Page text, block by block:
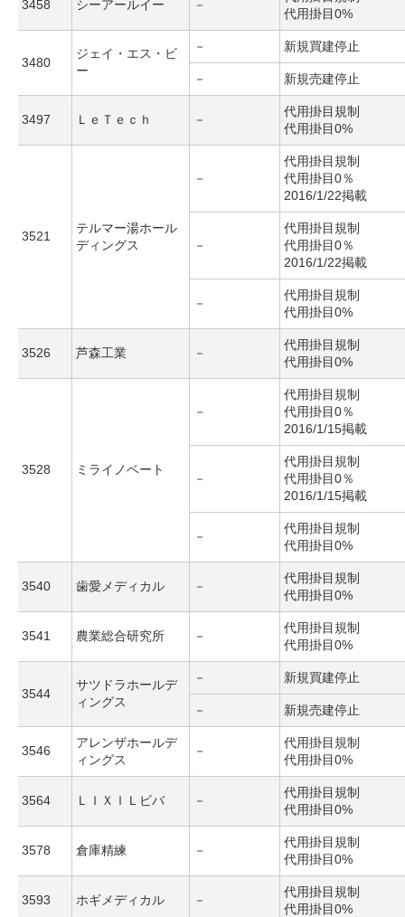
3458 シーアールイー －
代用掛目0%
3480
ジェイ・エス・ビ
ー
－ 新規買建停止
－ 新規売建停止
3497 ＬｅＴｅｃｈ －
代用掛目規制
代用掛目0%
3521
テルマー湯ホール
ディングス
－
代用掛目規制
代用掛目0％
2016/1/22掲載
－
代用掛目規制
代用掛目0％
2016/1/22掲載
－
代用掛目規制
代用掛目0%
3526 芦森工業 －
代用掛目規制
代用掛目0%
3528 ミライノベート
－
代用掛目規制
代用掛目0％
2016/1/15掲載
－
代用掛目規制
代用掛目0％
2016/1/15掲載
－
代用掛目規制
代用掛目0%
3540 歯愛メディカル －
代用掛目規制
代用掛目0%
3541 農業総合研究所 －
代用掛目規制
代用掛目0%
3544
サツドラホールデ
ィングス
－ 新規買建停止
－ 新規売建停止
3546
アレンザホールデ
ィングス
－
代用掛目規制
代用掛目0%
3564 ＬＩＸＩＬビバ －
代用掛目規制
代用掛目0%
3578 倉庫精練 －
代用掛目規制
代用掛目0%
3593 ホギメディカル －
代用掛目規制
代用掛目0%